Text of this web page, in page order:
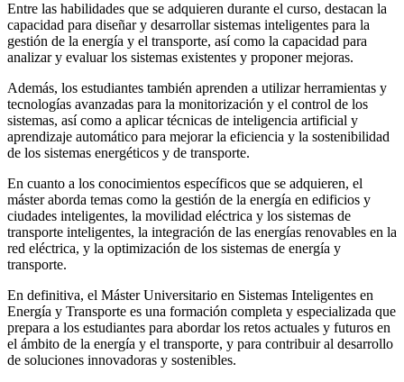
Entre las habilidades que se adquieren durante el curso, destacan la
capacidad para diseñar y desarrollar sistemas inteligentes para la
gestión de la energía y el transporte, así como la capacidad para
analizar y evaluar los sistemas existentes y proponer mejoras.
Además, los estudiantes también aprenden a utilizar herramientas y
tecnologías avanzadas para la monitorización y el control de los
sistemas, así como a aplicar técnicas de inteligencia artificial y
aprendizaje automático para mejorar la eficiencia y la sostenibilidad
de los sistemas energéticos y de transporte.
En cuanto a los conocimientos específicos que se adquieren, el
máster aborda temas como la gestión de la energía en edificios y
ciudades inteligentes, la movilidad eléctrica y los sistemas de
transporte inteligentes, la integración de las energías renovables en la
red eléctrica, y la optimización de los sistemas de energía y
transporte.
En definitiva, el Máster Universitario en Sistemas Inteligentes en
Energía y Transporte es una formación completa y especializada que
prepara a los estudiantes para abordar los retos actuales y futuros en
el ámbito de la energía y el transporte, y para contribuir al desarrollo
de soluciones innovadoras y sostenibles.